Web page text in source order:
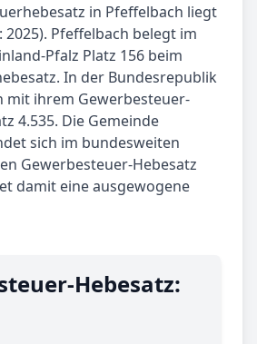
in Pfeffelbach liegt
2025). Pfeffelbach belegt im
Pfalz Platz 156 beim
In der Bundesrepublik
mit ihrem Gewerbesteuer-
4.535. Die Gemeinde
sich im bundesweiten
Gewerbesteuer-Hebesatz
damit eine ausgewogene
Hebe­satz: